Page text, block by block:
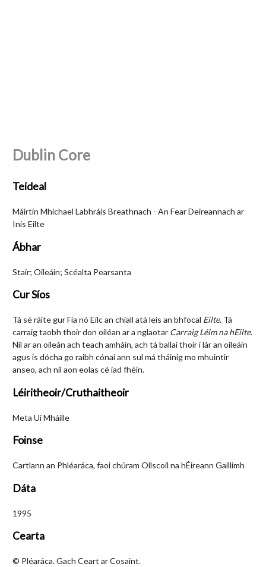
Dublin Core
Teideal
Máirtín Mhichael Labhráis Breathnach - An Fear Deireannach ar
Inis Eilte
Ábhar
Stair; Oileáin; Scéalta Pearsanta
Cur Síos
Tá sé ráite gur Fia nó Eilc an chiall atá leis an bhfocal Eilte. Tá
carraig taobh thoir don oiléan ar a nglaotar Carraig Léim na hEilte.
Níl ar an oileán ach teach amháin, ach tá ballaí thoir i lár an oileáin
agus is dócha go raibh cónaí ann sul má tháinig mo mhuintir
anseo, ach níl aon eolas cé iad fhéin.
Léiritheoir/Cruthaitheoir
Meta Uí Mháille
Foinse
Cartlann an Phléaráca, faoi chúram Ollscoil na hÉireann Gaillimh
Dáta
1995
Cearta
© Pléaráca. Gach Ceart ar Cosaint.